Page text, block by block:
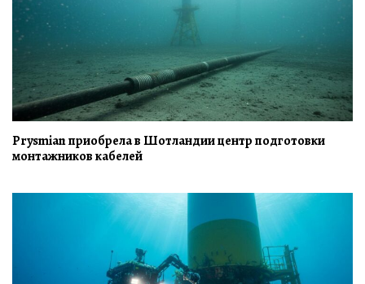
Prysmian приобрела в Шотландии центр подготовки
монтажников кабелей